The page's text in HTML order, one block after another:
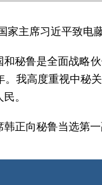
家主席习近平致电
和秘鲁是全面战略
。我高度重视中秘
。
正向秘鲁当选第